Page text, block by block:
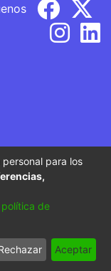
de Educación
y vigilancia
Nacional.
Send
Feedback
para los
política de
Aceptar